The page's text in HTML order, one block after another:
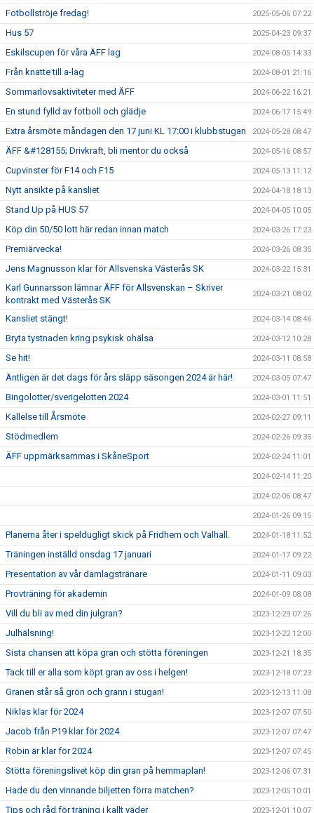
Fotbollströje fredag! 2025-05-06 07:22
Hus 57 2025-04-23 09:37
Eskilscupen för våra ÄFF lag 2024-08-05 14:33
Från knatte till a-lag 2024-08-01 21:16
Sommarlovsaktiviteter med ÄFF 2024-06-22 16:21
En stund fylld av fotboll och glädje 2024-06-17 15:49
Extra årsmöte måndagen den 17 juni KL 17:00 i klubbstugan 2024-05-28 08:47
ÄFF &#128155; Drivkraft, bli mentor du också 2024-05-16 08:57
Cupvinster för F14 och F15 2024-05-13 11:12
Nytt ansikte på kansliet 2024-04-18 18:13
Stand Up på HUS 57 2024-04-05 10:05
Köp din 50/50 lott här redan innan match 2024-03-26 17:23
Premiärvecka! 2024-03-26 08:35
Jens Magnusson klar för Allsvenska Västerås SK 2024-03-22 15:31
Karl Gunnarsson lämnar ÄFF för Allsvenskan – Skriver
kontrakt med Västerås SK
2024-03-21 08:02
Kansliet stängt! 2024-03-14 08:46
Bryta tystnaden kring psykisk ohälsa 2024-03-12 10:28
Se hit! 2024-03-11 08:58
Äntligen är det dags för års släpp säsongen 2024 är här! 2024-03-05 07:47
Bingolotter/sverigelotten 2024 2024-03-01 11:51
Kallelse till Årsmöte 2024-02-27 09:11
Stödmedlem 2024-02-26 09:35
ÄFF uppmärksammas i SkåneSport 2024-02-24 11:01
2024-02-14 11:20
2024-02-06 08:47
2024-01-26 09:15
Planerna åter i speldugligt skick på Fridhem och Valhall. 2024-01-18 11:52
Träningen inställd onsdag 17 januari 2024-01-17 09:22
Presentation av vår damlagstränare 2024-01-11 09:03
Provträning för akademin 2024-01-09 08:08
Vill du bli av med din julgran? 2023-12-29 07:26
Julhälsning! 2023-12-22 12:00
Sista chansen att köpa gran och stötta föreningen 2023-12-21 18:35
Tack till er alla som köpt gran av oss i helgen! 2023-12-18 07:23
Granen står så grön och grann i stugan! 2023-12-13 11:08
Niklas klar för 2024 2023-12-07 07:50
Jacob från P19 klar för 2024 2023-12-07 07:47
Robin är klar för 2024 2023-12-07 07:45
Stötta föreningslivet köp din gran på hemmaplan! 2023-12-06 07:31
Hade du den vinnande biljetten förra matchen? 2023-12-05 10:01
Tips och råd för träning i kallt väder 2023-12-01 10:07